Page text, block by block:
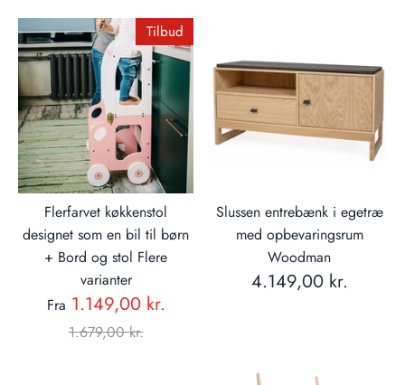
Flerfarvet køkkenstol
designet som en bil til børn
+ Bord og stol Flere
varianter
Fra 1.149,00 kr.
1.679,00 kr.
Tilbud
Slussen entrebænk i egetræ
med opbevaringsrum
Woodman
4.149,00 kr.